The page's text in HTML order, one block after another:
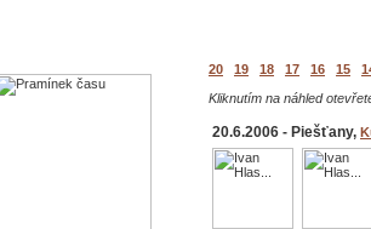
20 19 18 17 16 15
Kliknutím na náhled
20.6.2006 - Piešťany,